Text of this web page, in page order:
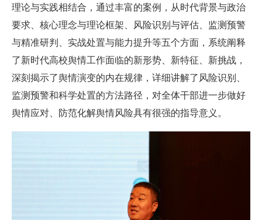
理论与实践相结合，通过丰富的案例，从时代背景与政治
要求、核心理念与理论框架、风险识别与评估、监测预警
与精准研判、实战处置与能力提升等五个方面，系统阐释
了新时代高校舆情工作面临的新形势、新特征、新挑战，
深刻揭示了舆情演变的内在规律，详细讲解了风险识别、
监测预警和科学处置的方法路径，对全体干部进一步做好
舆情应对、防范化解舆情风险具有很强的指导意义。